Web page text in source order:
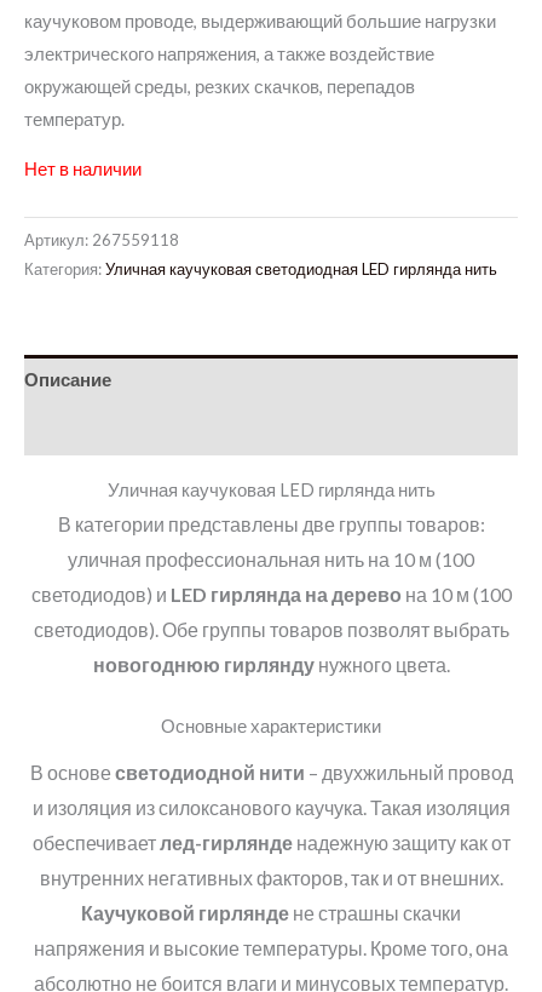
каучуковом проводе, выдерживающий большие нагрузки
электрического напряжения, а также воздействие
окружающей среды, резких скачков, перепадов
температур.
Нет в наличии
Артикул: 267559118
Категория:Уличная каучуковая светодиодная LED гирлянда нить
Описание
Уличная каучуковая LED гирлянда нить
В категории представлены две группы товаров:
уличная профессиональная нить на 10 м (100
светодиодов) и LED гирлянда на дерево на 10 м (100
светодиодов). Обе группы товаров позволят выбрать
новогоднюю гирляндунужного цвета.
Основные характеристики
В основе светодиодной нити – двухжильный провод
и изоляция из силоксанового каучука. Такая изоляция
обеспечиваетлед-гирлянденадежную защиту как от
внутренних негативных факторов, так и от внешних.
Каучуковой гирлянде не страшны скачки
напряжения и высокие температуры. Кроме того, она
абсолютно не боится влаги и минусовых температур.